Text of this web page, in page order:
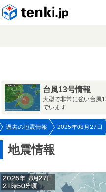
台風13号情報
大型で非常に強い台風
でいます
過去の地震情報 2025年08月27日
地震情報